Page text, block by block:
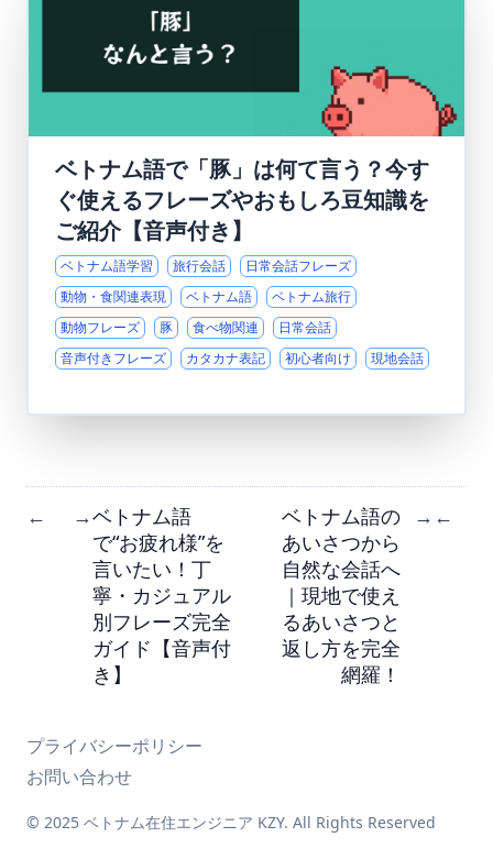
ベトナム語で「豚」は何て言う？今す
ぐ使えるフレーズやおもしろ豆知識を
ご紹介【音声付き】
ベトナム語学習 旅行会話
日常会話フレーズ
動物・食関連表現
ベトナム語
ベトナム旅行
動物フレーズ
豚 食べ物関連
日常会話
音声付きフレーズ
カタカナ表記 初心者向け 現地会話
← →ベトナム語
で“お疲れ様”を
言いたい！丁
寧・カジュアル
別フレーズ完全
ガイド【音声付
き】
ベトナム語の
あいさつから
自然な会話へ
｜現地で使え
るあいさつと
返し方を完全
網羅！
→ ←
プライバシーポリシー
お問い合わせ
© 2025 ベトナム在住エンジニア KZY. All Rights Reserved